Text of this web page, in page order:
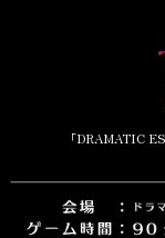
「DRAMATIC